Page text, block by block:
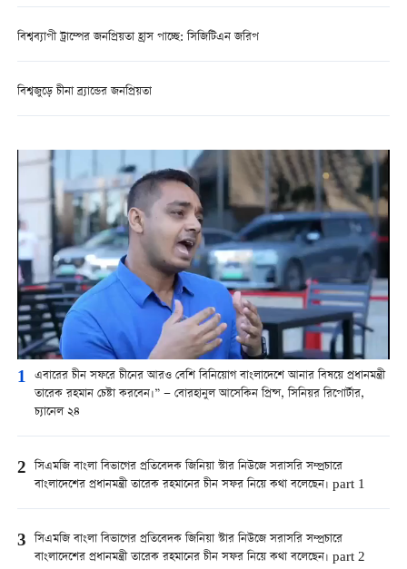
বিশ্বব্যাপী ট্রাম্পের জনপ্রিয়তা হ্রাস পাচ্ছে: সিজিটিএন জরিপ
বিশ্বজুড়ে চীনা ব্র্যান্ডের জনপ্রিয়তা
1 এবারের চীন সফরে চীনের আরও বেশি বিনিয়োগ বাংলাদেশে আনার বিষয়ে প্রধানমন্ত্রী
তারেক রহমান চেষ্টা করবেন।” — বোরহানুল আসেকিন প্রিন্স, সিনিয়র রিপোর্টার,
চ্যানেল ২৪
2 সিএমজি বাংলা বিভাগের প্রতিবেদক জিনিয়া স্টার নিউজে সরাসরি সম্প্রচারে
বাংলাদেশের প্রধানমন্ত্রী তারেক রহমানের চীন সফর নিয়ে কথা বলেছেন। part 1
3 সিএমজি বাংলা বিভাগের প্রতিবেদক জিনিয়া স্টার নিউজে সরাসরি সম্প্রচারে
বাংলাদেশের প্রধানমন্ত্রী তারেক রহমানের চীন সফর নিয়ে কথা বলেছেন। part 2